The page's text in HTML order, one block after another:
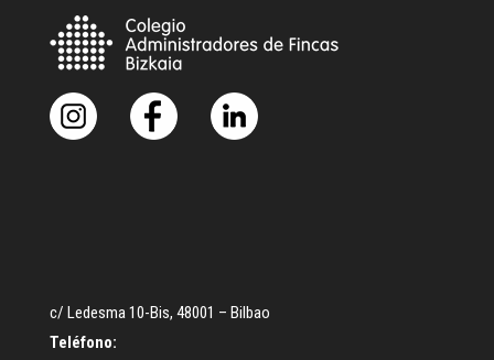
c/ Ledesma 10-Bis, 48001 – Bilbao
Teléfono: